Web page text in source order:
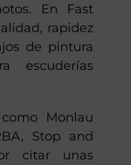
En Fast
rapidez
de pintura
escuderías
Monlau
Stop and
citar unas